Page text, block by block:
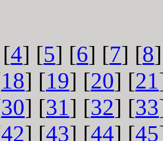
4] [5] [6] [7] [8
18] [19] [20] [21
30] [31] [32] [33
42] [43] [44] [45